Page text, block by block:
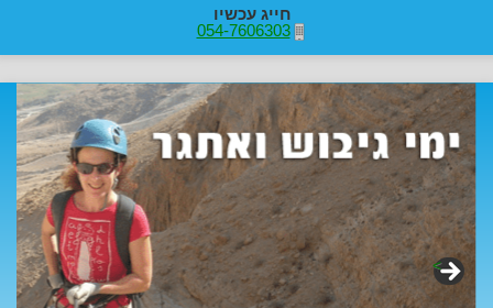
חייג עכשיו
054-7606303
>